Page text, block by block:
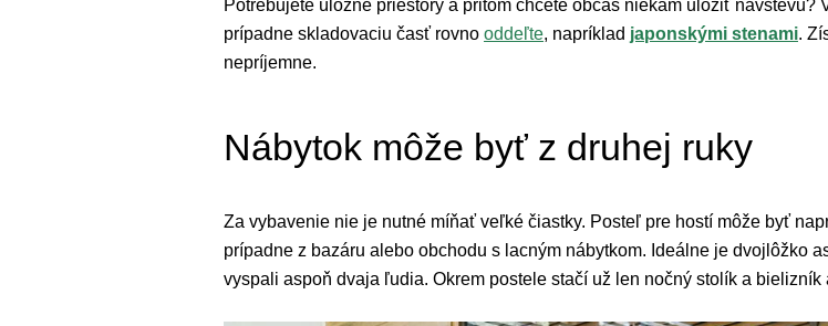
Potrebujete úložné priestory a pritom chcete občas niekam uložiť návštevu?
prípadne skladovaciu časť rovno oddeľte, napríklad japonskými stenami.
nepríjemne.
Nábytok môže byť z druhej ruky
Za vybavenie nie je nutné míňať veľké čiastky. Posteľ pre hostí môže byť
prípadne z bazáru alebo obchodu s lacným nábytkom. Ideálne je dvojlôžko
vyspali aspoň dvaja ľudia. Okrem postele stačí už len nočný stolík a bielizník